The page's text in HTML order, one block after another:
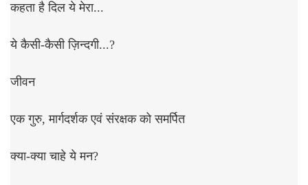
कहता है दिल ये मेरा...
ये कैसी-कैसी ज़िन्दगी...?
जीवन
एक गुरु, मार्गदर्शक एवं संरक्षक को समर्पित
क्या-क्या चाहे ये मन?